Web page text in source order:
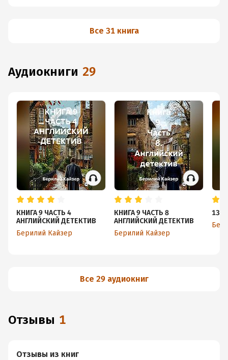
Все 31 книга
аудиокниги 29
КНИГА 9 ЧАСТЬ 4
АНГЛИЙСКИЙ ДЕТЕКТИВ
Берилий Кайзер
КНИГА 9 ЧАСТЬ 8
АНГЛИЙСКИЙ ДЕТЕКТИВ
Берилий Кайзер
13.
Все 29 аудиокниг
Отзывы 1
Отзывы из книг